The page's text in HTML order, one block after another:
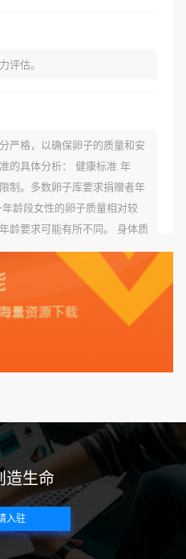
评估。
严格，以确保卵子的质量和安
的具体分析： 健康标准 年
制。多数卵子库要求捐赠者年
龄段女性的卵子质量相对较
龄要求可能有所不同。 身体质
常需要在正常范围内，以确
BMI可能与多种健康问题相关
生殖健康：捐赠者需要有规律
题。此外，还需要进行详细的
健康。 遗传病史与家族病史：
的遗传病史、精神病史和传染
、家族史调查和医疗记录审查
。 药物与生活习惯：捐赠者需
、非吸毒者，并且未使用可能
神药物和避孕植入物。 学历与
对捐赠者的学历有一定要求，
可能更倾向于选择受过高等教
是绝对的筛选条件。 心理状态
造生命
入驻